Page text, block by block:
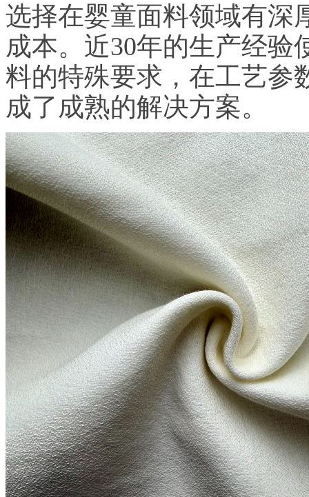
选择在婴童面料领域有深
成本。近30年的生产经验
料的特殊要求，在工艺参
成了成熟的解决方案。